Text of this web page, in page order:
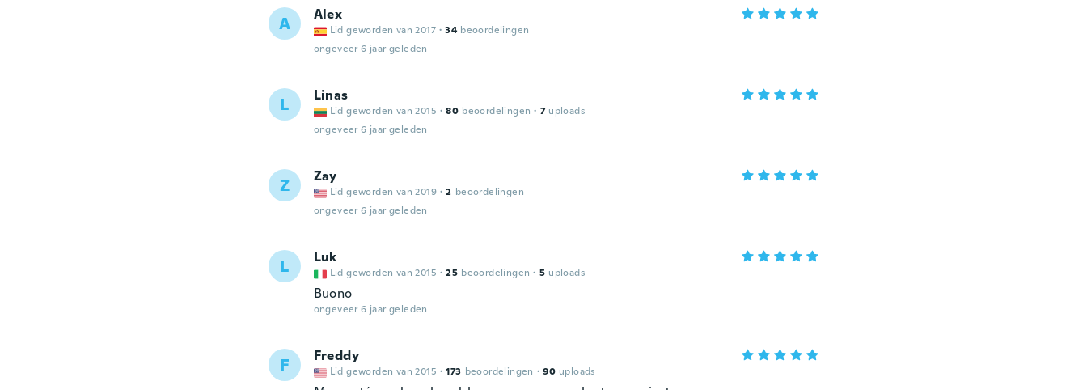
A Alex
Lid geworden van 2017 · 34 beoordelingen
ongeveer 6 jaar geleden
L Linas
Lid geworden van 2015 · 80 beoordelingen · 7 uploads
ongeveer 6 jaar geleden
Z Zay
Lid geworden van 2019 · 2 beoordelingen
ongeveer 6 jaar geleden
L Luk
Lid geworden van 2015 · 25 beoordelingen · 5 uploads
Buono
ongeveer 6 jaar geleden
F Freddy
Lid geworden van 2015 · 173 beoordelingen · 90 uploads